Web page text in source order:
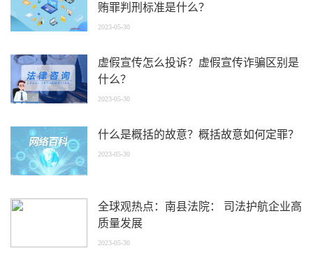
贿罪判刑标准是什么？
2023-05-30
虚假宣传怎么投诉？虚假宣传诈骗区别是
什么？
2023-05-30
什么是概括的故意？概括故意如何定罪？
2023-05-30
全球观热点：南县法院： 司法护航企业高
质量发展
2023-05-30